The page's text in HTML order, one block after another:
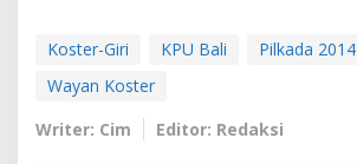
Koster-Giri KPU Bali Pilkada 2014
Wayan Koster
Writer: Cim
Editor: Redaksi